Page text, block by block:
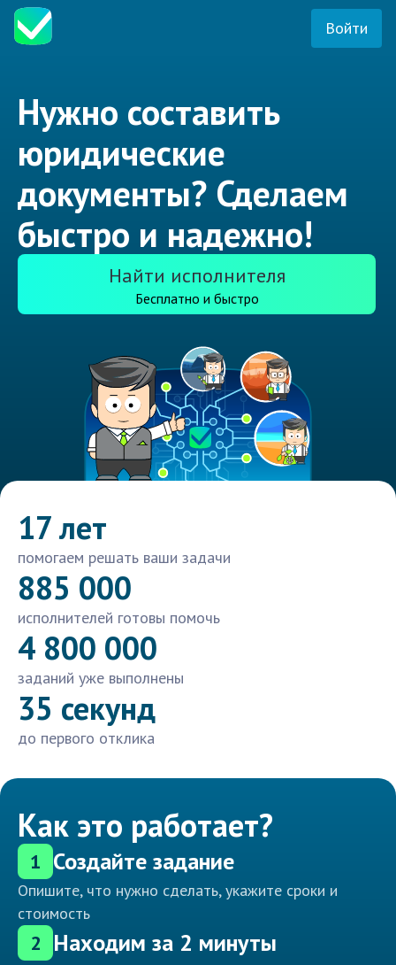
Войти
Нужно составить
юридические
документы? Сделаем
быстро и надежно!
Найти исполнителя
Бесплатно и быстро
17 лет
помогаем решать ваши задачи
885 000
исполнителей готовы помочь
4 800 000
заданий уже выполнены
35 секунд
до первого отклика
Как это работает?
1 Создайте задание
Опишите, что нужно сделать, укажите сроки и
стоимость
2 Находим за 2 минуты